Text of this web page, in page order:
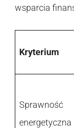
wsparcia
Kryterium
Sprawność
energetyczna